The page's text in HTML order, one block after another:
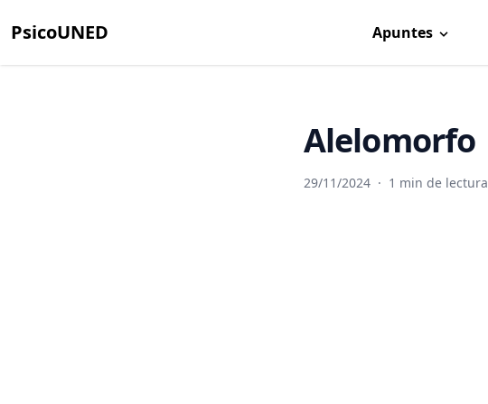
PsicoUNED Apuntes
Alelomorfo
29/11/2024 · 1 min de lectura